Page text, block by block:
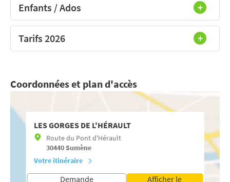
Enfants / Ados
Tarifs 2026
Coordonnées et plan d'accès
LES GORGES DE L'HÉRAULT
Route du Pont d'Hérault
30440Sumène
Votre itinéraire
Demande
Afficher le